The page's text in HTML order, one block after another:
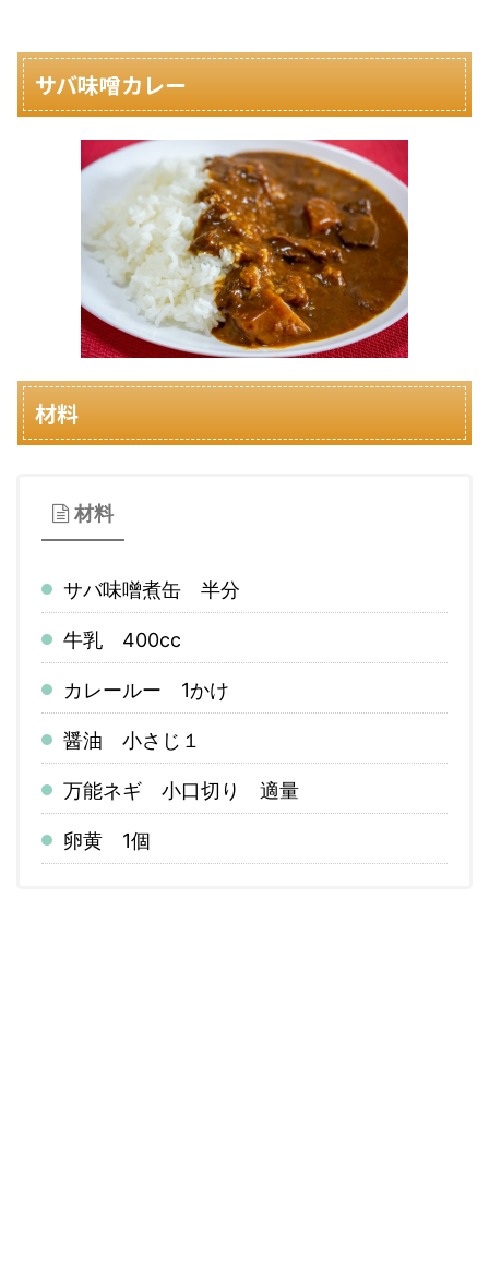
サバ味噌カレー
材料
材料
サバ味噌煮缶 半分
牛乳 400cc
カレールー 1かけ
醤油 小さじ１
万能ネギ 小口切り 適量
卵黄 1個